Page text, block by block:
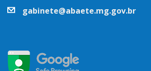
gabinete@abaete.mg.gov.br